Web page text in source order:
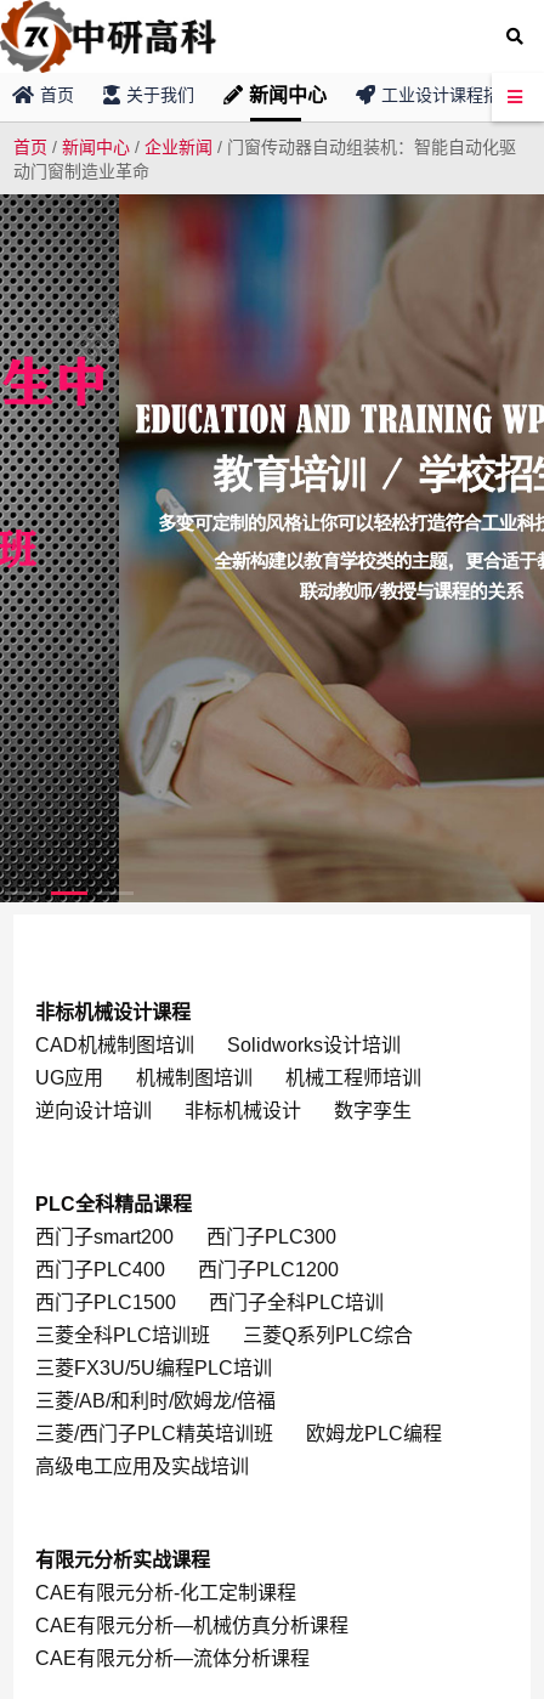
首页 关于我们 新闻中心 工业设计课程招募
首页 /新闻中心 /企业新闻 / 门窗传动器自动组装机：智能自动化驱
动门窗制造业革命
非标机械设计课程
CAD机械制图培训
Solidworks设计培训
UG应用
机械制图培训
机械工程师培训
逆向设计培训
非标机械设计 数字孪生
PLC全科精品课程
西门子smart200
西门子PLC300
西门子PLC400
西门子PLC1200
西门子PLC1500
西门子全科PLC培训
三菱全科PLC培训班
三菱Q系列PLC综合
三菱FX3U/5U编程PLC培训
三菱/AB/和利时/欧姆龙/倍福
三菱/西门子PLC精英培训班
欧姆龙PLC编程
高级电工应用及实战培训
有限元分析实战课程
CAE有限元分析-化工定制课程
CAE有限元分析—机械仿真分析课程
CAE有限元分析—流体分析课程